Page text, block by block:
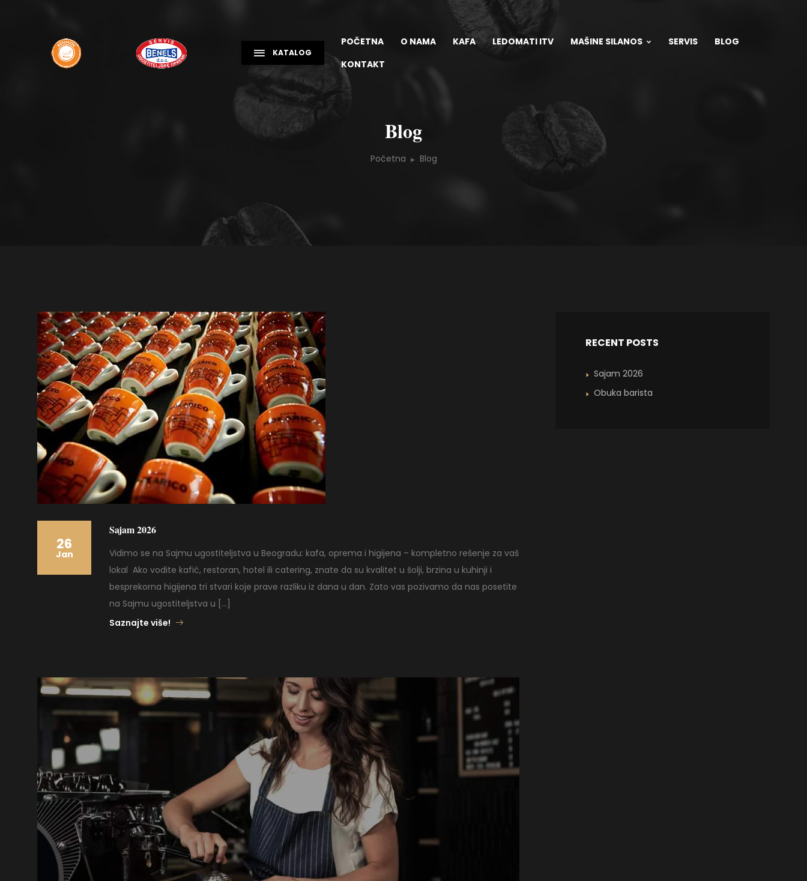
KATALOG
POČETNA O NAMA KAFA LEDOMATI ITV MAŠINE SILANOS SERVIS
BLOG
KONTAKT
Blog
Početna Blog
26
Jan
Sajam 2026
Vidimo se na Sajmu ugostiteljstva u Beogradu: kafa, oprema i higijena – kompletno rešenje za vaš
lokal Ako vodite kafić, restoran, hotel ili catering, znate da su kvalitet u šolji, brzina u kuhinji i
besprekorna higijena tri stvari koje prave razliku iz dana u dan. Zato vas pozivamo da nas posetite
na Sajmu ugostiteljstva u […]
Saznajte više!
RECENT POSTS
Sajam 2026
Obuka barista